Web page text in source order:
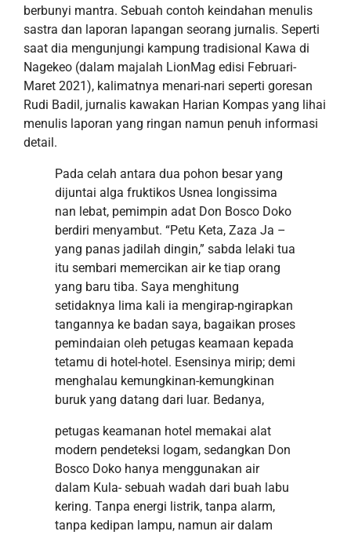
berbunyi mantra. Sebuah contoh keindahan menulis
sastra dan laporan lapangan seorang jurnalis. Seperti
saat dia mengunjungi kampung tradisional Kawa di
Nagekeo (dalam majalah LionMag edisi Februari-
Maret 2021), kalimatnya menari-nari seperti goresan
Rudi Badil, jurnalis kawakan Harian Kompas yang lihai
menulis laporan yang ringan namun penuh informasi
detail.
Pada celah antara dua pohon besar yang
dijuntai alga fruktikos Usnea longissima
nan lebat, pemimpin adat Don Bosco Doko
berdiri menyambut. “Petu Keta, Zaza Ja –
yang panas jadilah dingin,” sabda lelaki tua
itu sembari memercikan air ke tiap orang
yang baru tiba. Saya menghitung
setidaknya lima kali ia mengirap-ngirapkan
tangannya ke badan saya, bagaikan proses
pemindaian oleh petugas keamaan kepada
tetamu di hotel-hotel. Esensinya mirip; demi
menghalau kemungkinan-kemungkinan
buruk yang datang dari luar. Bedanya,
petugas keamanan hotel memakai alat
modern pendeteksi logam, sedangkan Don
Bosco Doko hanya menggunakan air
dalam Kula- sebuah wadah dari buah labu
kering. Tanpa energi listrik, tanpa alarm,
tanpa kedipan lampu, namun air dalam